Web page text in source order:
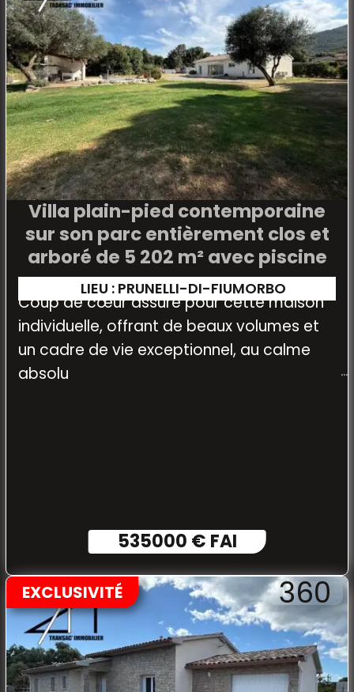
Villa plain-pied contemporaine
sur son parc entièrement clos et
arboré de 5 202 m² avec piscine
LIEU : PRUNELLI-DI-FIUMORBO
Coup de cœur assuré pour cette maison
individuelle, offrant de beaux volumes et
un cadre de vie exceptionnel, au calme
absolu
535000 € FAI
EXCLUSIVITÉ 360